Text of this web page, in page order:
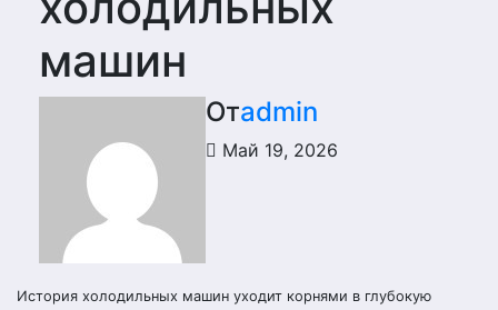
машин
Отadmin
Май 19, 2026
История холодильных машин уходит корнями в глубокую